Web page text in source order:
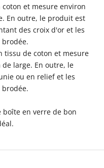
et mesure environ
En outre, le produit est
des croix d'or et les
tissu de coton et mesure
large. En outre, le
ou en relief et les
boîte en verre de bon